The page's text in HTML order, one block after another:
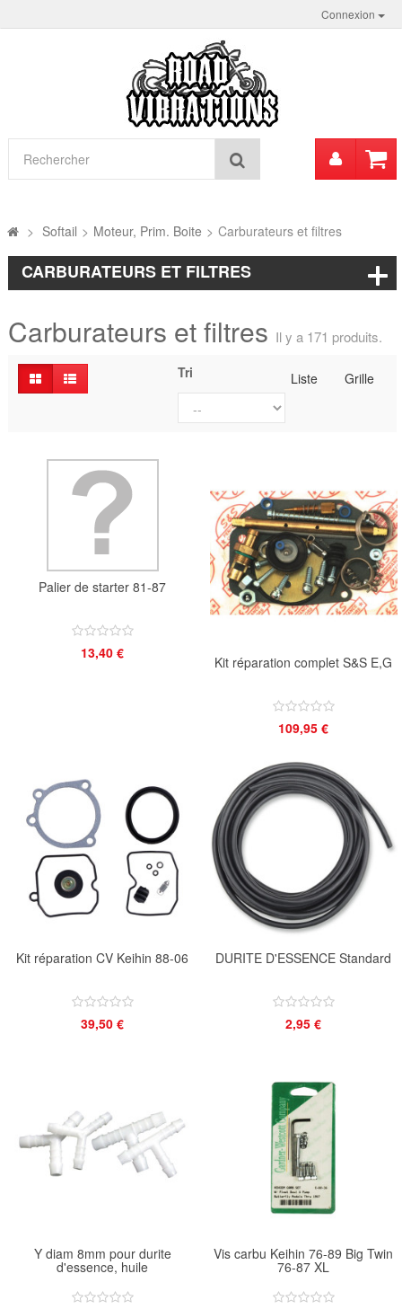
Connexion
Mon
> Softail > Moteur, Prim. Boite > Carburateurs et filtres
CARBURATEURS ET FILTRES
Carburateurs et filtres Il y a 171 produits.
Liste Grille
Tri
Palier de starter 81-87
13,40 €
Kit réparation complet S&S E,G
109,95 €
Kit réparation CV Keihin 88-06
39,50 €
DURITE D'ESSENCE Standard
2,95 €
Y diam 8mm pour durite
d'essence, huile
Vis carbu Keihin 76-89 Big Twin
76-87 XL